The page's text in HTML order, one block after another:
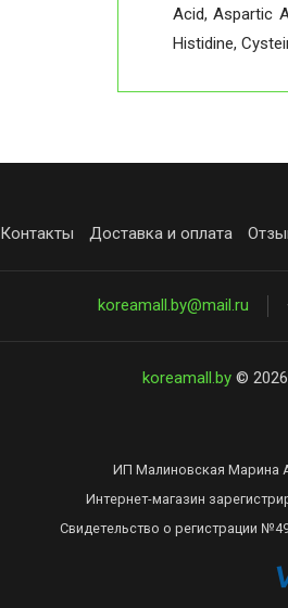
Acid, Aspartic
Histidine,
Контакты Доставка и оплата
koreamall.by@mail.ru
koreamall.by© 2026
ИП Малиновская Марина
Интернет-магазин
Свидетельство о регистрации